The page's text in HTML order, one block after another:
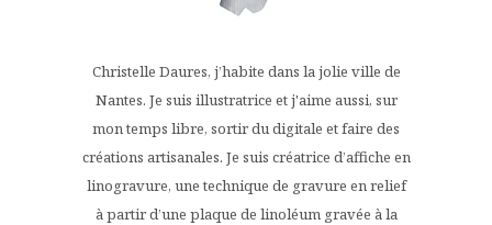
Christelle Daures, j’habite dans la jolie ville de
Nantes. Je suis illustratrice et j'aime aussi, sur
mon temps libre, sortir du digitale et faire des
créations artisanales. Je suis créatrice d’affiche en
linogravure, une technique de gravure en relief
à partir d’une plaque de linoléum gravée à la